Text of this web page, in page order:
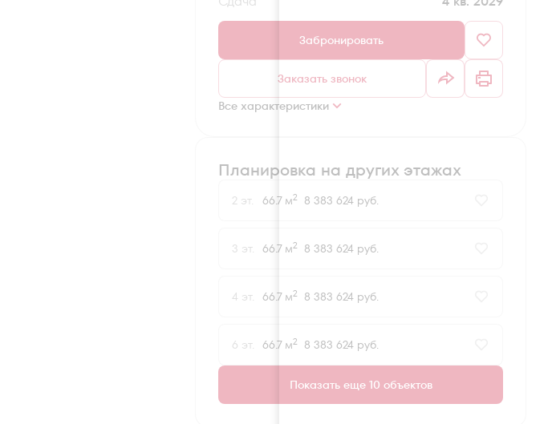
Забронировать
Заказать звонок
Все характеристики
Планировка на других этажах
2 эт. 66.7 м2 8 383 624 руб.
3 эт. 66.7 м2 8 383 624 руб.
4 эт. 66.7 м2 8 383 624 руб.
6 эт. 66.7 м2 8 383 624 руб.
Показать еще 10 объектов